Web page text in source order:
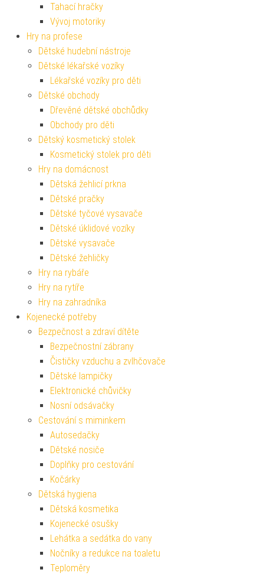
Tahací hračky
Vývoj motoriky
Hry na profese
Dětské hudební nástroje
Dětské lékařské vozíky
Lékařské vozíky pro děti
Dětské obchody
Dřevěné dětské obchůdky
Obchody pro děti
Dětský kosmetický stolek
Kosmetický stolek pro děti
Hry na domácnost
Dětská žehlicí prkna
Dětské pračky
Dětské tyčové vysavače
Dětské úklidové vozíky
Dětské vysavače
Dětské žehličky
Hry na rybáře
Hry na rytíře
Hry na zahradníka
Kojenecké potřeby
Bezpečnost a zdraví dítěte
Bezpečnostní zábrany
Čističky vzduchu a zvlhčovače
Dětské lampičky
Elektronické chůvičky
Nosní odsávačky
Cestování s miminkem
Autosedačky
Dětské nosiče
Doplňky pro cestování
Kočárky
Dětská hygiena
Dětská kosmetika
Kojenecké osušky
Lehátka a sedátka do vany
Nočníky a redukce na toaletu
Teploměry